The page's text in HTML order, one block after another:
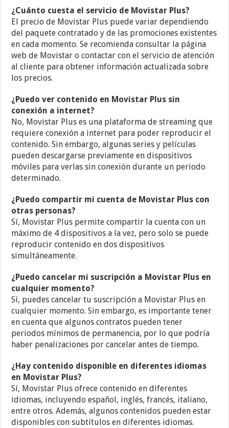
¿Cuánto cuesta el servicio de Movistar Plus?
El precio de Movistar Plus puede variar dependiendo
del paquete contratado y de las promociones existentes
en cada momento. Se recomienda consultar la página
web de Movistar o contactar con el servicio de atención
al cliente para obtener información actualizada sobre
los precios.
¿Puedo ver contenido en Movistar Plus sin
conexión a internet?
No, Movistar Plus es una plataforma de streaming que
requiere conexión a internet para poder reproducir el
contenido. Sin embargo, algunas series y películas
pueden descargarse previamente en dispositivos
móviles para verlas sin conexión durante un periodo
determinado.
¿Puedo compartir mi cuenta de Movistar Plus con
otras personas?
Sí, Movistar Plus permite compartir la cuenta con un
máximo de 4 dispositivos a la vez, pero solo se puede
reproducir contenido en dos dispositivos
simultáneamente.
¿Puedo cancelar mi suscripción a Movistar Plus en
cualquier momento?
Sí, puedes cancelar tu suscripción a Movistar Plus en
cualquier momento. Sin embargo, es importante tener
en cuenta que algunos contratos pueden tener
periodos mínimos de permanencia, por lo que podría
haber penalizaciones por cancelar antes de tiempo.
¿Hay contenido disponible en diferentes idiomas
en Movistar Plus?
Sí, Movistar Plus ofrece contenido en diferentes
idiomas, incluyendo español, inglés, francés, italiano,
entre otros. Además, algunos contenidos pueden estar
disponibles con subtítulos en diferentes idiomas.